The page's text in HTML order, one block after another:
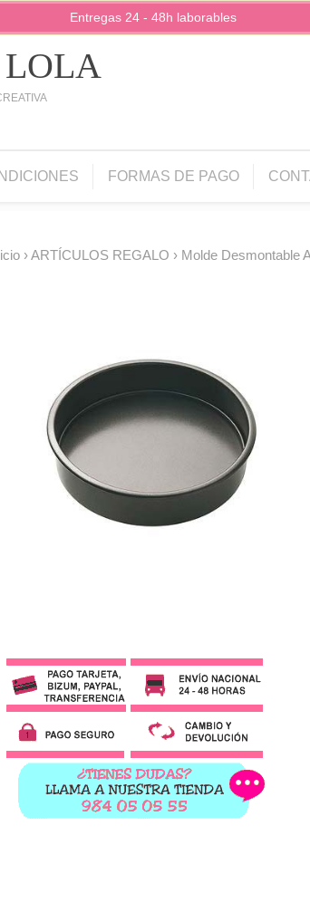
LOLA
FORMAS DE PAGO
›ARTÍCULOS REGALO › Molde Desmontable
Entregas 24 - 48h laborables